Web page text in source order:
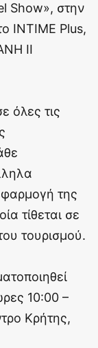
Show», στην
INTIME Plus,
ΙΙ
όλες τις
της
τίθεται σε
τουρισμού.
10:00 –
Κρήτης,